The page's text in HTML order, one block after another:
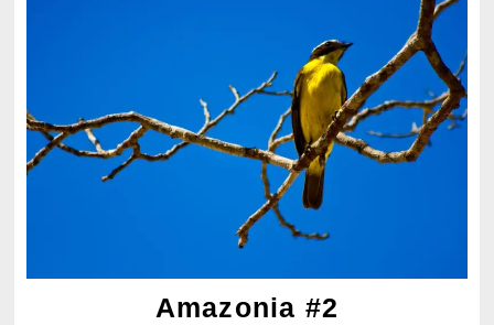
Amazonia #2